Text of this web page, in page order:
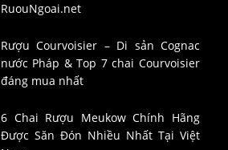
RuouNgoai.net
Rượu Courvoisier – Di sản Cognac
nước Pháp & Top 7 chai Courvoisier
đáng mua nhất
6 Chai Rượu Meukow Chính Hãng
Được Săn Đón Nhiều Nhất Tại Việt